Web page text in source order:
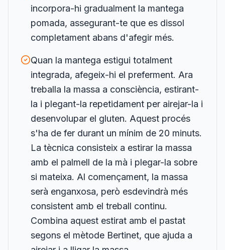
incorpora-hi gradualment la mantega
pomada, assegurant-te que es dissol
completament abans d'afegir més.
Quan la mantega estigui totalment
integrada, afegeix-hi el preferment. Ara
treballa la massa a consciència, estirant-
la i plegant-la repetidament per airejar-la i
desenvolupar el gluten. Aquest procés
s'ha de fer durant un mínim de 20 minuts.
La tècnica consisteix a estirar la massa
amb el palmell de la mà i plegar-la sobre
si mateixa. Al començament, la massa
serà enganxosa, però esdevindrà més
consistent amb el treball continu.
Combina aquest estirat amb el pastat
segons el mètode Bertinet, que ajuda a